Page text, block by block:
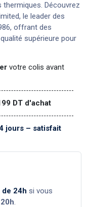
Découvrez
le leader des
offrant des
supérieure pour
votre colis avant
DT d'achat
jours – satisfait
de 24h si vous
.